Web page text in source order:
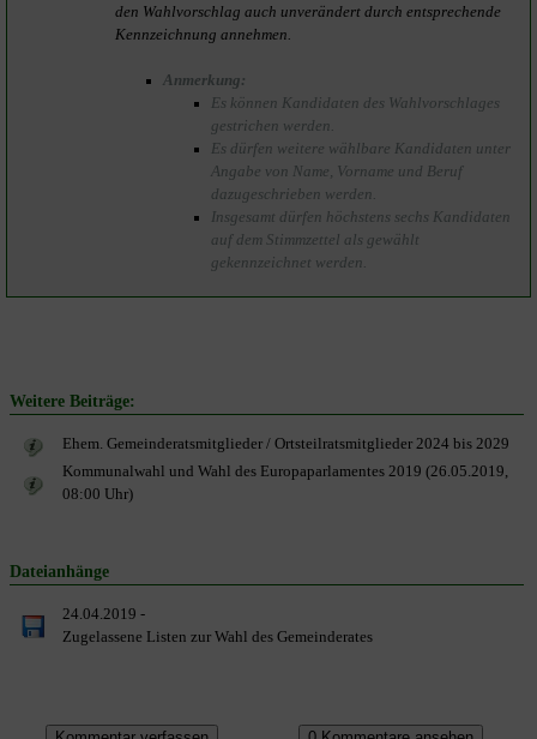
den Wahlvorschlag auch unverändert durch entsprechende
Kennzeichnung annehmen.
Anmerkung:
Es können Kandidaten des Wahlvorschlages
gestrichen werden.
Es dürfen weitere wählbare Kandidaten unter
Angabe von Name, Vorname und Beruf
dazugeschrieben werden.
Insgesamt dürfen höchstens sechs Kandidaten
auf dem Stimmzettel als gewählt
gekennzeichnet werden.
Weitere Beiträge:
Ehem. Gemeinderatsmitglieder / Ortsteilratsmitglieder 2024 bis 2029
Kommunalwahl und Wahl des Europaparlamentes 2019 (26.05.2019,
08:00 Uhr)
Dateianhänge
24.04.2019 -
Zugelassene Listen zur Wahl des Gemeinderates